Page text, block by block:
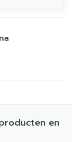
pagina
en